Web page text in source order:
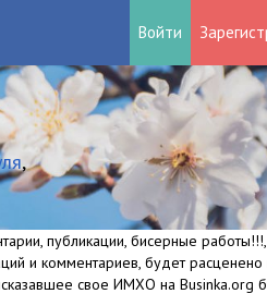
Войти
,
публикации, бисерные
и комментариев, будет расценено
свое ИМХО на Businka.org